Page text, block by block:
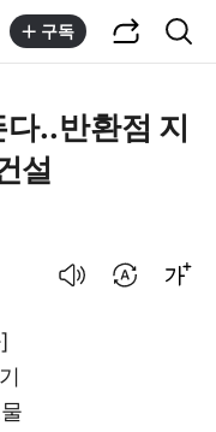
구독
..반환점 지
설